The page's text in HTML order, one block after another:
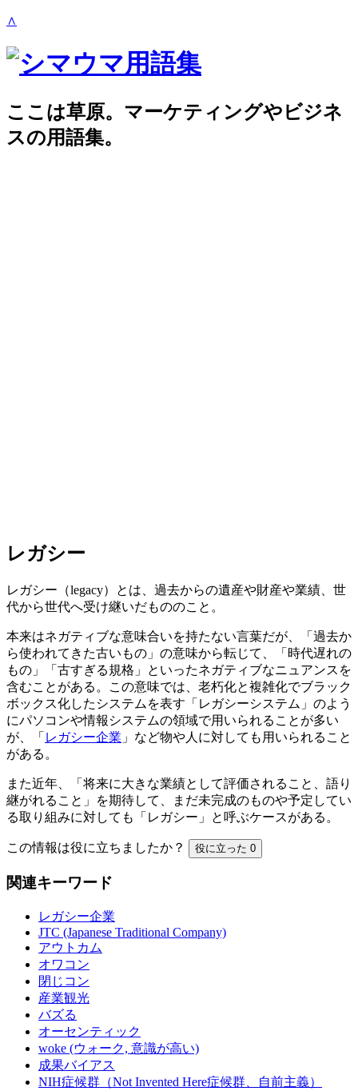
∧
ここは草原。マーケティングやビジネ
スの用語集。
レガシー
レガシー（legacy）とは、過去からの遺産や財産や業績、世
代から世代へ受け継いだもののこと。
本来はネガティブな意味合いを持たない言葉だが、「過去か
ら使われてきた古いもの」の意味から転じて、「時代遅れの
もの」「古すぎる規格」といったネガティブなニュアンスを
含むことがある。この意味では、老朽化と複雑化でブラック
ボックス化したシステムを表す「レガシーシステム」のよう
にパソコンや情報システムの領域で用いられることが多い
が、「 レガシー企業 」など物や人に対しても用いられること
がある。
また近年、「将来に大きな業績として評価されること、語り
継がれること」を期待して、まだ未完成のものや予定してい
る取り組みに対しても「レガシー」と呼ぶケースがある。
この情報は役に立ちましたか？ 役に立った 0
関連キーワード
レガシー企業
JTC (Japanese Traditional Company)
アウトカム
オワコン
閉じコン
産業観光
バズる
オーセンティック
woke (ウォーク, 意識が高い)
成果バイアス
NIH症候群（Not Invented Here症候群、自前主義）